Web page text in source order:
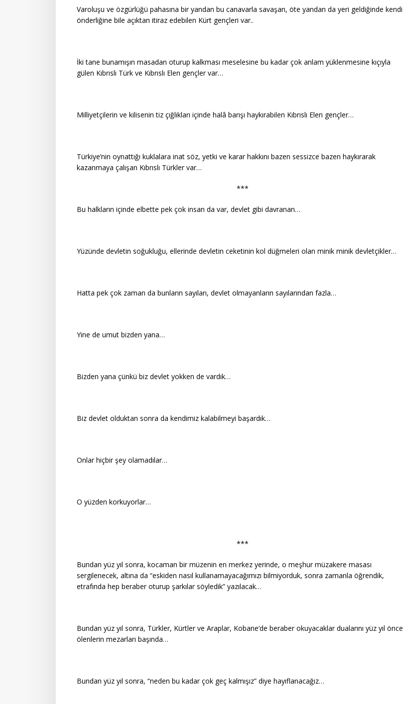
Varoluşu ve özgürlüğü pahasına bir yandan bu canavarla savaşan, öte yandan da yeri geldiğinde kendi
önderliğine bile açıktan itiraz edebilen Kürt gençleri var..
İki tane bunamışın masadan oturup kalkması meselesine bu kadar çok anlam yüklenmesine kıçıyla
gülen Kıbrıslı Türk ve Kıbrıslı Elen gençler var…
Milliyetçilerin ve kilisenin tiz çığlıkları içinde halâ barışı haykırabilen Kıbrıslı Elen gençler…
Türkiye’nin oynattığı kuklalara inat söz, yetki ve karar hakkını bazen sessizce bazen haykırarak
kazanmaya çalışan Kıbrıslı Türkler var…
***
Bu halkların içinde elbette pek çok insan da var, devlet gibi davranan…
Yüzünde devletin soğukluğu, ellerinde devletin ceketinin kol düğmeleri olan minik minik devletçikler…
Hatta pek çok zaman da bunların sayıları, devlet olmayanların sayılarından fazla…
Yine de umut bizden yana…
Bizden yana çünkü biz devlet yokken de vardık…
Biz devlet olduktan sonra da kendimiz kalabilmeyi başardık…
Onlar hiçbir şey olamadılar…
O yüzden korkuyorlar…
***
Bundan yüz yıl sonra, kocaman bir müzenin en merkez yerinde, o meşhur müzakere masası
sergilenecek, altına da “eskiden nasıl kullanamayacağımızı bilmiyorduk, sonra zamanla öğrendik,
etrafında hep beraber oturup şarkılar söyledik” yazılacak…
Bundan yüz yıl sonra, Türkler, Kürtler ve Araplar, Kobane’de beraber okuyacaklar dualarını yüz yıl önce
ölenlerin mezarları başında…
Bundan yüz yıl sonra, “neden bu kadar çok geç kalmışız” diye hayıflanacağız…